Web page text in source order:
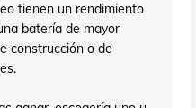
tienen un rendimiento
batería de mayor
construcción o de